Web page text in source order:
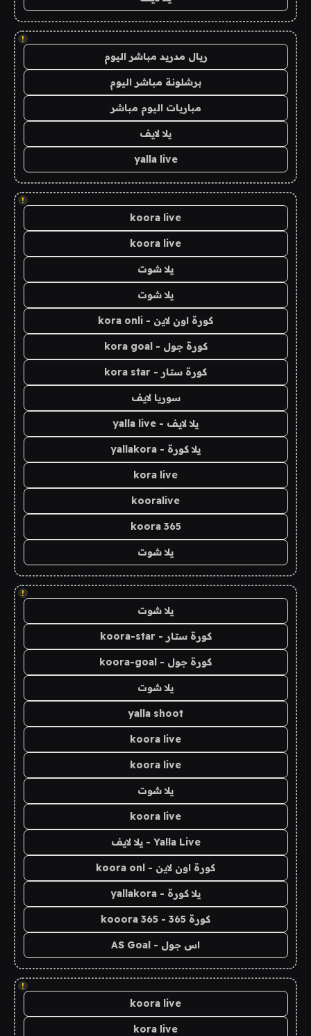
!
ريال مدريد مباشر اليوم
برشلونة مباشر اليوم
مباريات اليوم مباشر
يلا لايف
yalla live
!
koora live
koora live
يلا شوت
يلا شوت
كورة اون لاين - kora onli
كورة جول - kora goal
كورة ستار - kora star
سوريا لايف
يلا لايف - yalla live
يلا كورة - yallakora
kora live
kooralive
koora 365
يلا شوت
!
يلا شوت
كورة ستار - koora-star
كورة جول - koora-goal
يلا شوت
yalla shoot
koora live
koora live
يلا شوت
koora live
Yalla Live - يلا لايف
كورة اون لاين - koora onl
يلا كورة - yallakora
كورة 365 - kooora 365
اس جول - AS Goal
!
koora live
kora live